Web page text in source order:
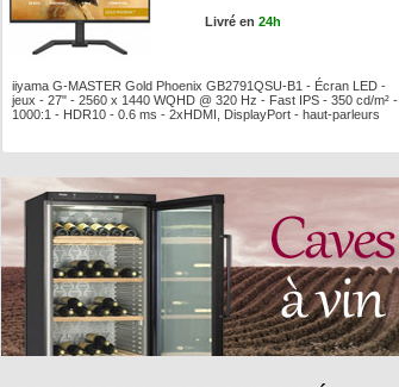
Livré en 24h
iiyama G-MASTER Gold Phoenix GB2791QSU-B1 - Écran LED -
jeux - 27" - 2560 x 1440 WQHD @ 320 Hz - Fast IPS - 350 cd/m² -
1000:1 - HDR10 - 0.6 ms - 2xHDMI, DisplayPort - haut-parleurs